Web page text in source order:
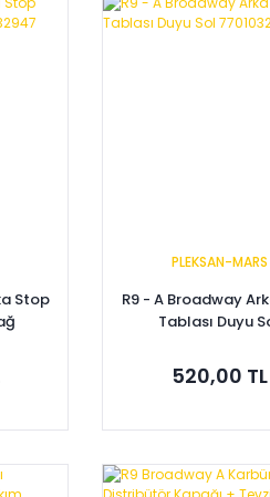
Sepete Ekle
Stop
PLEKSAN-MARS
R9 - A Broadway
Tablası Duyu
520,00 TL
Sepete Ekle